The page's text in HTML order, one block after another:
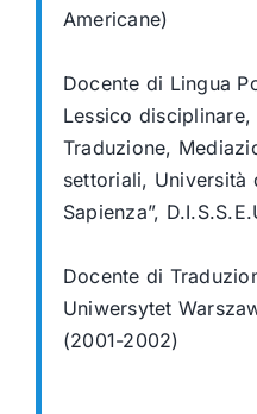
Americane)
Docente di Lingua
Lessico
Traduzione,
settoriali, Università
Sapienza”,
Docente di
Uniwersytet
(2001-2002)